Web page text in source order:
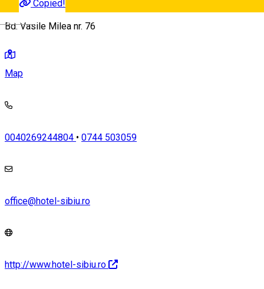
Deutsch
Copied!
Bd. Vasile Milea nr. 76
Map
0040269244804 • 0744 503059
office@hotel-sibiu.ro
http://www.hotel-sibiu.ro